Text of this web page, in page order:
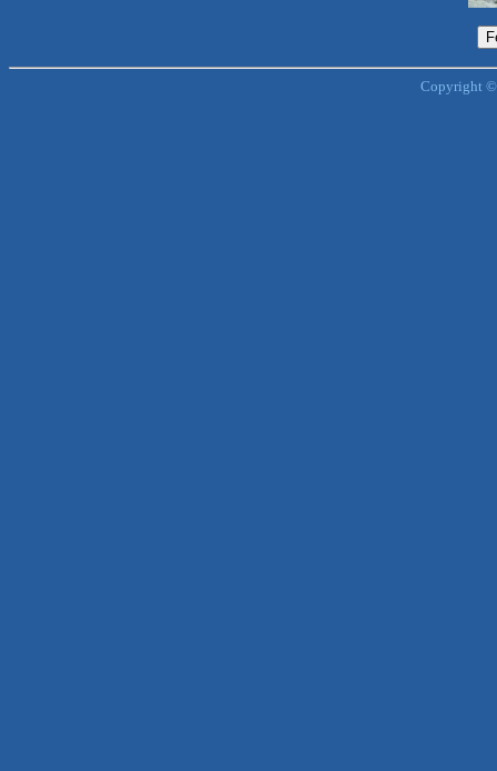
Copyright ©